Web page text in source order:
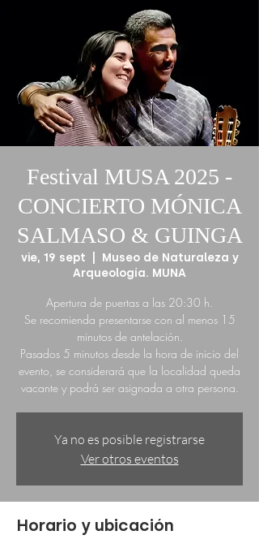
Festival MUSA 2025 -
CONCIERTO MÓNICA
SALMASO & GUINGA
vie, 19 sept
Museo de Naturaleza y
Arqueología. MUNA
Apertura de puertas a las 20:30 h.
Se recomienda presentarse con al menos 15
minutos de antelación.
Pasados 5 minutos desde la hora de inicio del
evento, se considerará que la localidad queda
vacante y podrá ser asignada a otra persona.
Ya no es posible registrarse
Ver otros eventos
Horario y ubicación